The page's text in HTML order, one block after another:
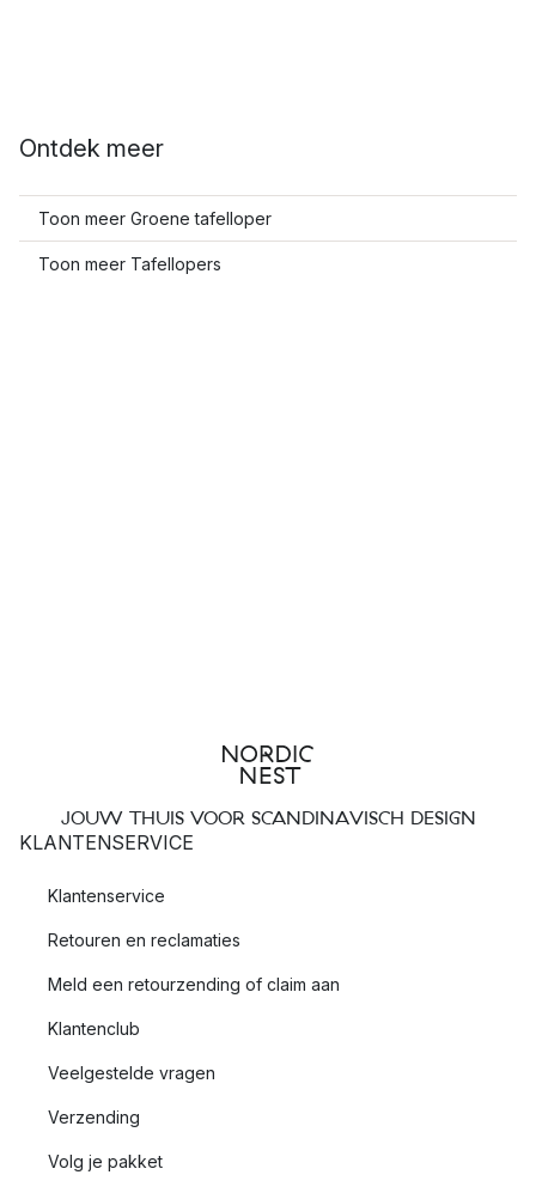
Ontdek meer
Toon meer Groene tafelloper
Toon meer Tafellopers
JOUW THUIS VOOR SCANDINAVISCH DESIGN
KLANTENSERVICE
Klantenservice
Retouren en reclamaties
Meld een retourzending of claim aan
Klantenclub
Veelgestelde vragen
Verzending
Volg je pakket